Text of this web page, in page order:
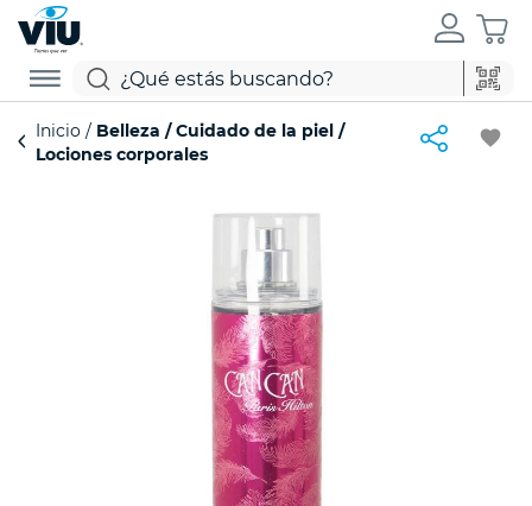
Inicio Belleza Cuidado de la piel
Lociones corporales
favorite